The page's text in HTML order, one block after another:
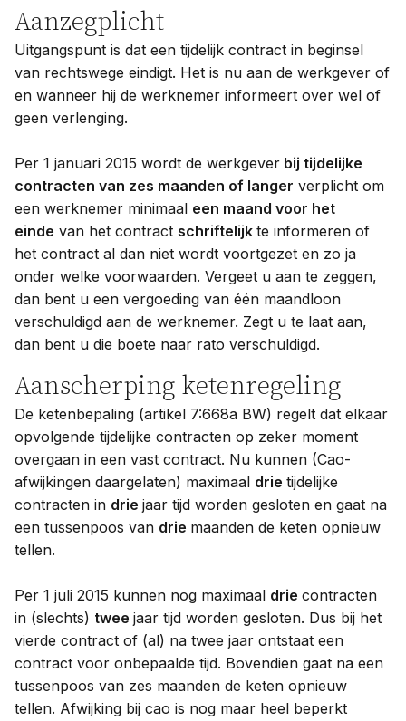
Aanzegplicht
Uitgangspunt is dat een tijdelijk contract in beginsel
van rechtswege eindigt. Het is nu aan de werkgever of
en wanneer hij de werknemer informeert over wel of
geen verlenging.
Per 1 januari 2015 wordt de werkgever bij tijdelijke
contracten van zes maanden of langer verplicht om
een werknemer minimaal een maand voor het
einde van het contract schriftelijk te informeren of
het contract al dan niet wordt voortgezet en zo ja
onder welke voorwaarden. Vergeet u aan te zeggen,
dan bent u een vergoeding van één maandloon
verschuldigd aan de werknemer. Zegt u te laat aan,
dan bent u die boete naar rato verschuldigd.
Aanscherping ketenregeling
De ketenbepaling (artikel 7:668a BW) regelt dat elkaar
opvolgende tijdelijke contracten op zeker moment
overgaan in een vast contract. Nu kunnen (Cao-
afwijkingen daargelaten) maximaal drie tijdelijke
contracten in drie jaar tijd worden gesloten en gaat na
een tussenpoos van drie maanden de keten opnieuw
tellen.
Per 1 juli 2015 kunnen nog maximaal drie contracten
in (slechts) twee jaar tijd worden gesloten. Dus bij het
vierde contract of (al) na twee jaar ontstaat een
contract voor onbepaalde tijd. Bovendien gaat na een
tussenpoos van zes maanden de keten opnieuw
tellen. Afwijking bij cao is nog maar heel beperkt